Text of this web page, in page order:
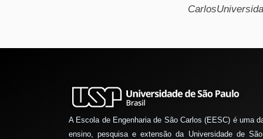
Carlos
A Escola de Engenharia de São Carlos (EESC) é uma
ensino, pesquisa e extensão da Universidade de